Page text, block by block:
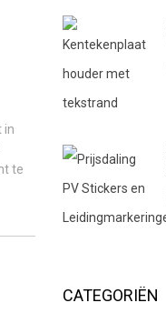
in
te
CATEGORIËN